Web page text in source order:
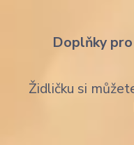
Doplňky
Židličku si